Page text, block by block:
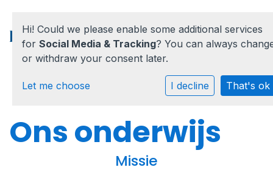
Home
Onze school
Praktische informatie
Ons onderwijs
Missie
Hi! Could we please enable some additional services
for Social Media & Tracking? You can always
or withdraw your consent later.
Let me choose I decline That's ok